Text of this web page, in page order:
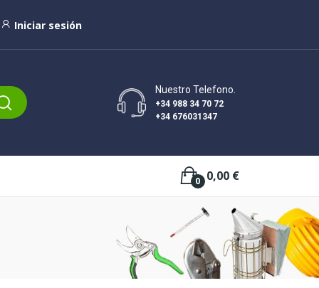
Iniciar sesión
Nuestro Telefono.
+34 988 34 70 72
+34 676031347
0,00 €
0